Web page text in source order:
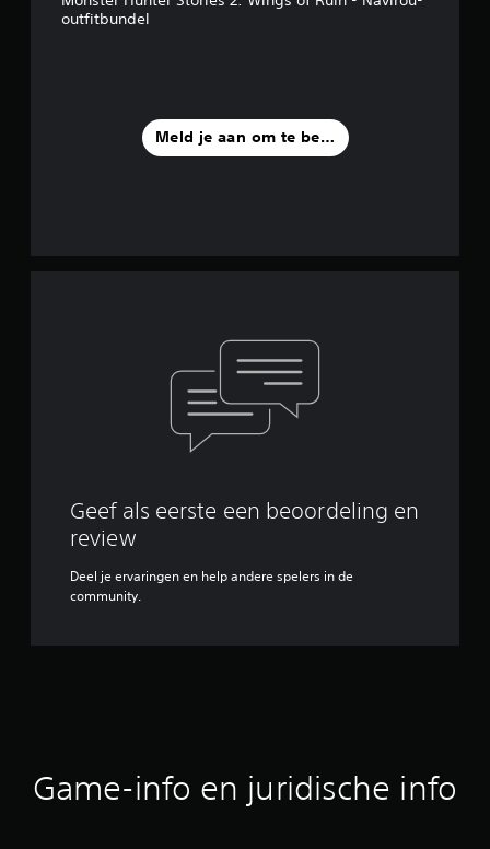
outfitbundel
Meld je aan om te beoordelen
Geef als eerste een beoordeling en
review
Deel je ervaringen en help andere spelers in de
community.
Game-info en juridische info